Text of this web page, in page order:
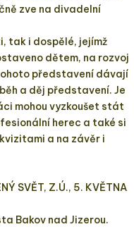
zve na divadelní
tak i dospělé, jejímž
dětem, na rozvoj
představení dávají
a děj představení. Je
mohou vyzkoušet stát
herec a také si
a na závěr i
SVĚT, Z.Ú., 5. KVĚTNA
Bakov nad Jizerou.